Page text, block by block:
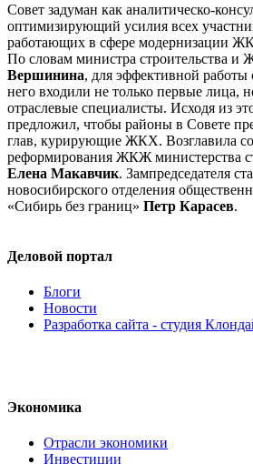
Совет задуман как аналитическо-
оптимизирующий усилия всех
работающих в сфере модернизации
По словам министра строительства и
Вершинина, для эффективной работы
него входили не только первые лица,
отраслевые специалисты. Исходя из
предложил, чтобы районы в Совете
глав, курирующие ЖКХ. Возглавила
реформирования ЖКЖ министерства
Елена Макавчик. Зампредседателя
новосибирского отделения
«Сибирь без границ» Петр Карасев.
Деловой портал
Блоги
Новости
Разработка сайта - студия
Экономика
Отрасли экономики
Инвестиции